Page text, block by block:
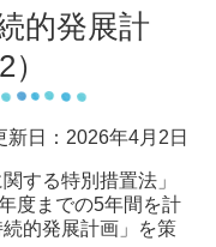
的発展計
新日：2026年4月2日
する特別措置法」
度までの5年間を計
的発展計画」を策